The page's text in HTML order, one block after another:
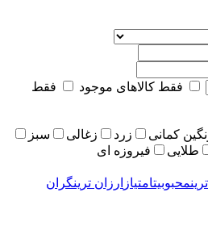
فقط کالاهای موجود
فقط
کمانی زرد زغالی
سبز
طلایی فیروزه ای
محبوبیتامتیاز ارزان ترینگران